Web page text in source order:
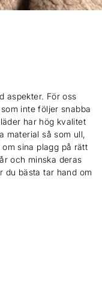
aspekter. För oss
inte följer snabba
har hög kvalitet
material så som ull,
sina plagg på rätt
och minska deras
du bästa tar hand om